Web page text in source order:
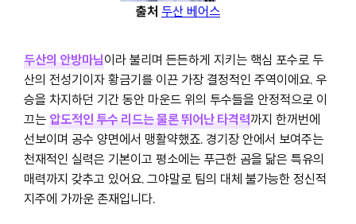
출처 두산 베어스
두산의 안방마님이라 불리며 든든하게 지키는 핵심 포수로 두
산의 전성기이자 황금기를 이끈 가장 결정적인 주역이에요. 우
승을 차지하던 기간 동안 마운드 위의 투수들을 안정적으로 이
끄는압도적인 투수 리드는 물론 뛰어난 타격력까지 한꺼번에
선보이며 공수 양면에서 맹활약했죠. 경기장 안에서 보여주는
천재적인 실력은 기본이고 평소에는 푸근한 곰을 닮은 특유의
매력까지 갖추고 있어요. 그야말로 팀의 대체 불가능한 정신적
지주에 가까운 존재입니다.